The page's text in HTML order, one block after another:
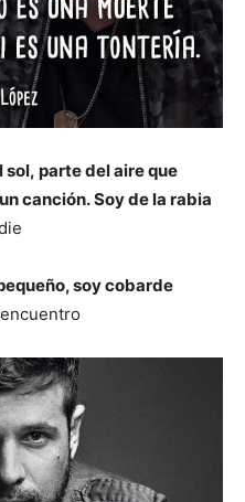
parte del aire que
canción. Soy de la rabia
soy cobarde